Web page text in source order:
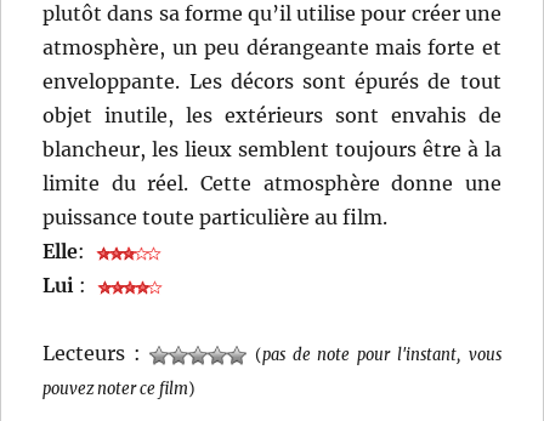
plutôt dans sa forme qu’il utilise pour créer une
atmosphère, un peu dérangeante mais forte et
enveloppante. Les décors sont épurés de tout
objet inutile, les extérieurs sont envahis de
blancheur, les lieux semblent toujours être à la
limite du réel. Cette atmosphère donne une
puissance toute particulière au film.
Elle:
Lui :
Lecteurs : (pas de note pour l'instant, vous
pouvez noter ce film)